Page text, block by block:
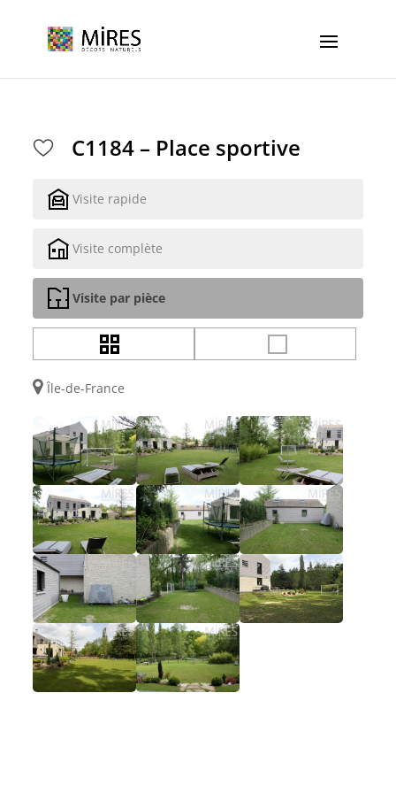
C1184 – Place sportive
Visite rapide
Visite complète
Visite par pièce
Île-de-France